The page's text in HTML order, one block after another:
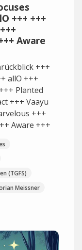
+++ +++
Aware
+++
allO +++
Planted
+++ Vaayu
+++
Aware +++
(TGFS)
Meissner